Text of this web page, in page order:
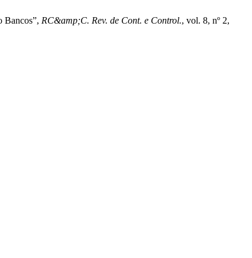
Bancos”, RC&amp;C. Rev. de Cont. e Control., vol. 8, nº 2,